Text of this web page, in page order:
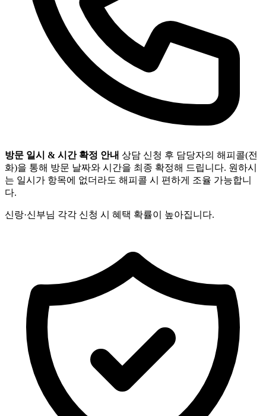
방문 일시 & 시간 확정 안내 상담 신청 후 담당자의 해피콜(전
화)을 통해 방문 날짜와 시간을 최종 확정해 드립니다. 원하시
는 일시가 항목에 없더라도 해피콜 시 편하게 조율 가능합니
다.
신랑·신부님 각각 신청 시 혜택 확률이 높아집니다.